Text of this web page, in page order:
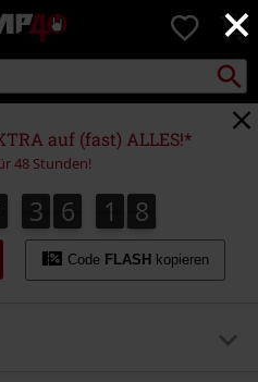
×
EMP
Merchandise
-
Shop
für
Rock
&
Entertainment
0
suchen
auf (fast) ALLES!*
48 Stunden!
3
3 6
6 1
2
1 7
8
7
9
8
Code FLASH kopieren